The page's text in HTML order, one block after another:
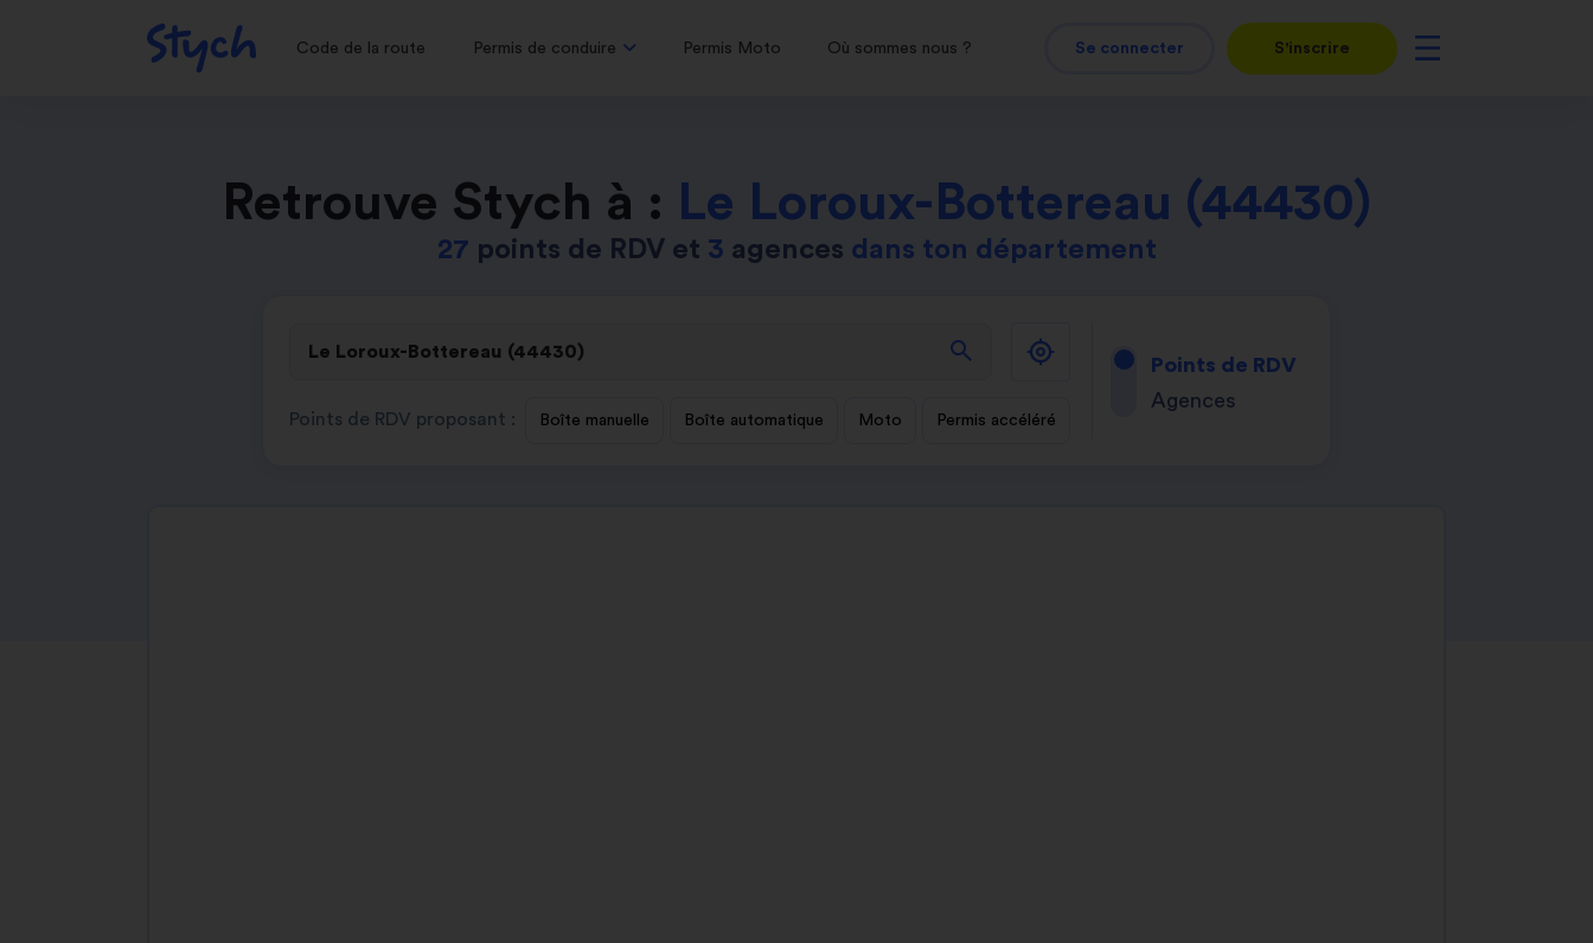
Code de la route Permis de conduire Permis Moto Où sommes nous ? Se connecter S'inscrire
Retrouve Stych à : Le Loroux-Bottereau (44430)
27 points de RDV et 3 agences dans ton département
search
Points de RDV proposant : Boîte manuelle Boîte automatique Moto Permis accéléré
Points de RDV
Agences